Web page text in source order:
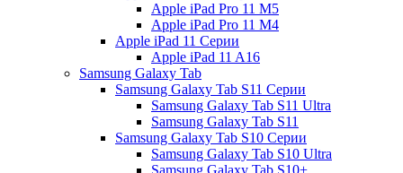
Apple iPad Pro 11 M5
Apple iPad Pro 11 M4
Apple iPad 11 Серии
Apple iPad 11 A16
Samsung Galaxy Tab
Samsung Galaxy Tab S11 Серии
Samsung Galaxy Tab S11 Ultra
Samsung Galaxy Tab S11
Samsung Galaxy Tab S10 Серии
Samsung Galaxy Tab S10 Ultra
Samsung Galaxy Tab S10+